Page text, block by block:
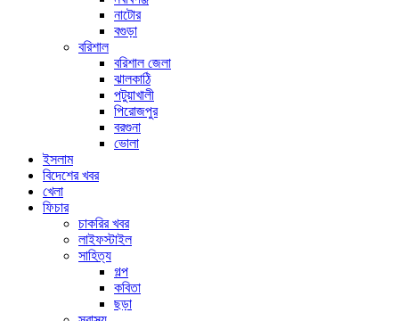
নাটোর
বগুড়া
বরিশাল
বরিশাল জেলা
ঝালকাঠি
পটুয়াখালী
পিরোজপুর
বরগুনা
ভোলা
ইসলাম
বিদেশের খবর
খেলা
ফিচার
চাকরির খবর
লাইফস্টাইল
সাহিত্য
গল্প
কবিতা
ছড়া